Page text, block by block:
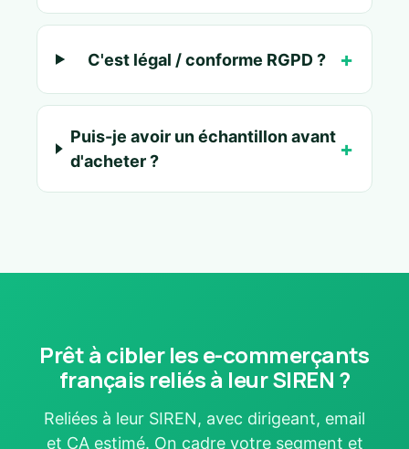
C'est légal / conforme RGPD ?
Puis-je avoir un échantillon avant
d'acheter ?
Prêt à cibler les e-commerçants
français reliés à leur SIREN ?
Reliées à leur SIREN, avec dirigeant, email
et CA estimé. On cadre votre segment et